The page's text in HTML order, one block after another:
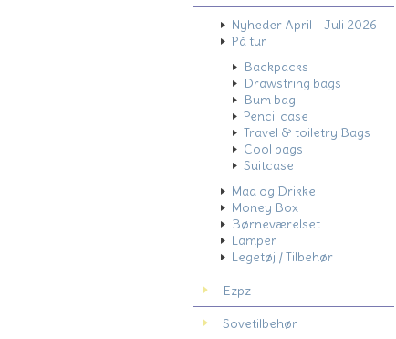
Nyheder April + Juli 2026
På tur
Backpacks
Drawstring bags
Bum bag
Pencil case
Travel & toiletry Bags
Cool bags
Suitcase
Mad og Drikke
Money Box
Børneværelset
Lamper
Legetøj / Tilbehør
Ezpz
Sovetilbehør